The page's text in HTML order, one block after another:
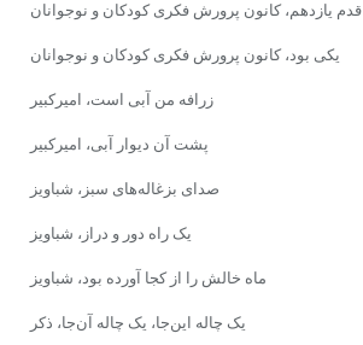
قدم یازدهم، کانون پرورش فکرى کودکان و نوجوانان
یکی بود، کانون پرورش فکرى کودکان و نوجوانان
زرافه‌ من آبى است، امیرکبیر
پشت آن دیوار آبى، امیرکبیر
صداى‌ بزغاله‌هاى سبز، شباویز
یک راه دور و دراز، شباویز
ماه خالش را از کجا آورده بود، شباویز
یک چاله این‌جا، یک چاله آن‌جا، ذکر